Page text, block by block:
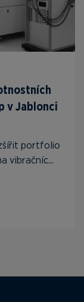
v Jablonci
portfolio
vibračníc...